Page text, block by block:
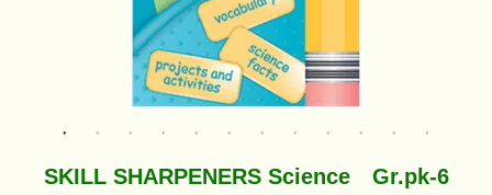
SKILL SHARPENERS Science Gr.pk-6